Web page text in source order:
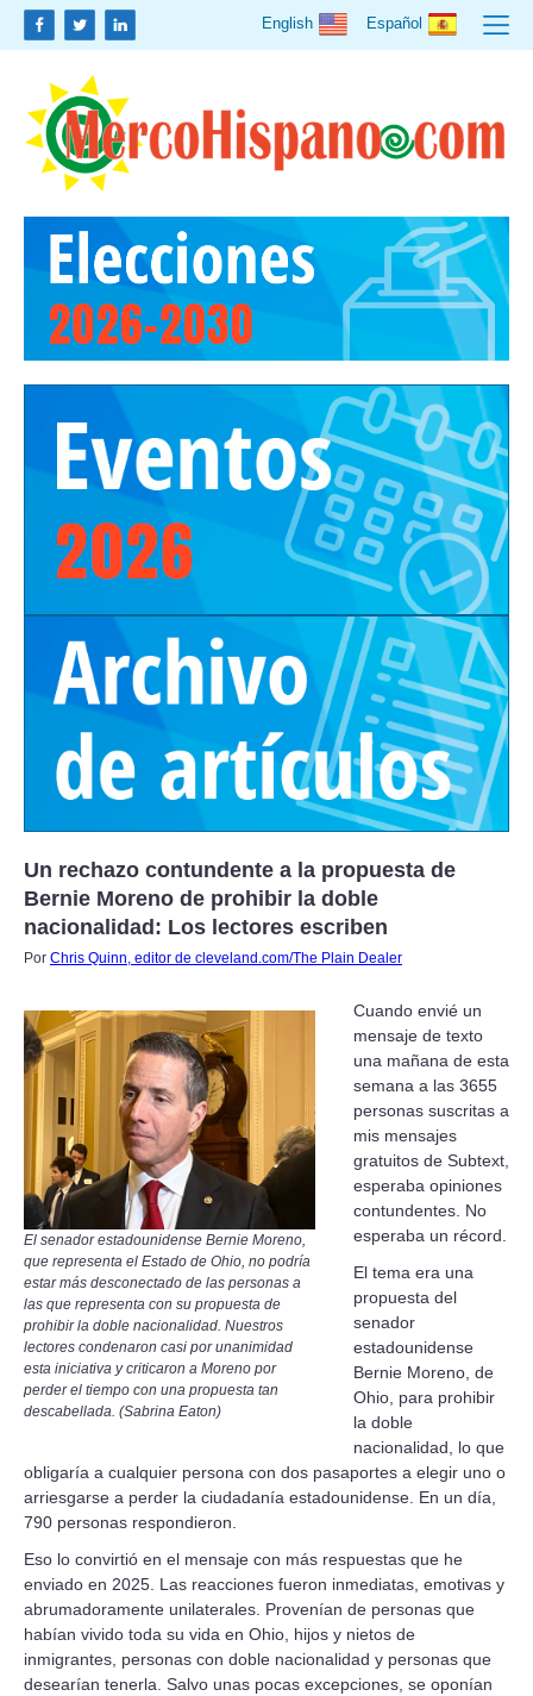
English Español
Un rechazo contundente a la propuesta de
Bernie Moreno de prohibir la doble
nacionalidad: Los lectores escriben
Por Chris Quinn, editor de cleveland.com/The Plain Dealer
El senador estadounidense Bernie Moreno,
que representa el Estado de Ohio, no podría
estar más desconectado de las personas a
las que representa con su propuesta de
prohibir la doble nacionalidad. Nuestros
lectores condenaron casi por unanimidad
esta iniciativa y criticaron a Moreno por
perder el tiempo con una propuesta tan
descabellada. (Sabrina Eaton)
Cuando envié un
mensaje de texto
una mañana de esta
semana a las 3655
personas suscritas a
mis mensajes
gratuitos de Subtext,
esperaba opiniones
contundentes. No
esperaba un récord.
El tema era una
propuesta del
senador
estadounidense
Bernie Moreno, de
Ohio, para prohibir
la doble
nacionalidad, lo que
obligaría a cualquier persona con dos pasaportes a elegir uno o
arriesgarse a perder la ciudadanía estadounidense. En un día,
790 personas respondieron.
Eso lo convirtió en el mensaje con más respuestas que he
enviado en 2025. Las reacciones fueron inmediatas, emotivas y
abrumadoramente unilaterales. Provenían de personas que
habían vivido toda su vida en Ohio, hijos y nietos de
inmigrantes, personas con doble nacionalidad y personas que
desearían tenerla. Salvo unas pocas excepciones, se oponían